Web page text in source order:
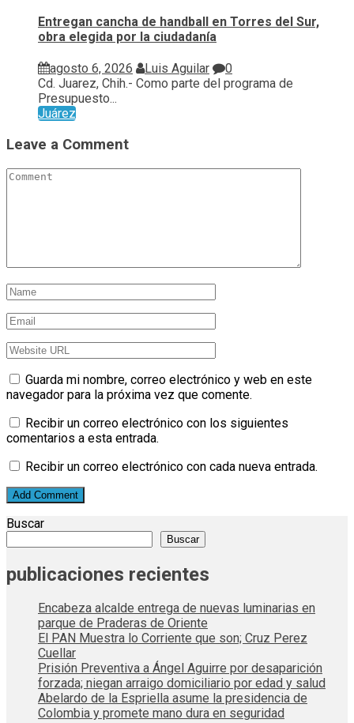
Entregan cancha de handball en Torres del Sur,
obra elegida por la ciudadanía
agosto 6, 2026 Luis Aguilar
0
Cd. Juarez, Chih.- Como parte del programa de
Presupuesto...
Juárez
Leave a Comment
Guarda mi nombre, correo electrónico y web en este
navegador para la próxima vez que comente.
Recibir un correo electrónico con los siguientes
comentarios a esta entrada.
Recibir un correo electrónico con cada nueva entrada.
Buscar
Buscar
publicaciones recientes
Encabeza alcalde entrega de nuevas luminarias en
parque de Praderas de Oriente
El PAN Muestra lo Corriente que son; Cruz Perez
Cuellar
Prisión Preventiva a Ángel Aguirre por desaparición
forzada; niegan arraigo domiciliario por edad y salud
Abelardo de la Espriella asume la presidencia de
Colombia y promete mano dura en seguridad